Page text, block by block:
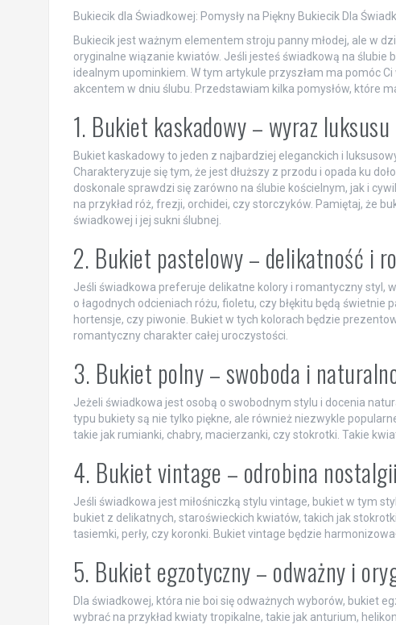
Bukiecik dla Świadkowej: Pomysły na Piękny Bukiecik Dla
Bukiecik jest ważnym elementem stroju panny młodej, ale w
oryginalne wiązanie kwiatów. Jeśli jesteś świadkową na ślubie
idealnym upominkiem. W tym artykule przyszłam ma pomóc
akcentem w dniu ślubu. Przedstawiam kilka pomysłów, które
1. Bukiet kaskadowy – wyraz
Bukiet kaskadowy to jeden z najbardziej eleganckich i
Charakteryzuje się tym, że jest dłuższy z przodu i opada ku
doskonale sprawdzi się zarówno na ślubie kościelnym, jak i
na przykład róż, frezji, orchidei, czy storczyków. Pamiętaj, że
świadkowej i jej sukni ślubnej.
2. Bukiet pastelowy – delikatność i
Jeśli świadkowa preferuje delikatne kolory i romantyczny styl,
o łagodnych odcieniach różu, fioletu, czy błękitu będą świetnie
hortensje, czy piwonie. Bukiet w tych kolorach będzie
romantyczny charakter całej uroczystości.
3. Bukiet polny – swoboda i
Jeżeli świadkowa jest osobą o swobodnym stylu i docenia
typu bukiety są nie tylko piękne, ale również niezwykle
takie jak rumianki, chabry, macierzanki, czy stokrotki. Takie
4. Bukiet vintage – odrobina nostalgii
Jeśli świadkowa jest miłośniczką stylu vintage, bukiet w tym
bukiet z delikatnych, staroświeckich kwiatów, takich jak
tasiemki, perły, czy koronki. Bukiet vintage będzie
5. Bukiet egzotyczny – odważny i
Dla świadkowej, która nie boi się odważnych wyborów, bukiet
wybrać na przykład kwiaty tropikalne, takie jak anturium,